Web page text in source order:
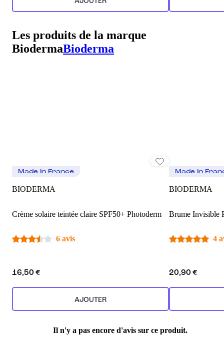
Les produits de la marque
BiodermaBioderma
Made In France
BIODERMA
Crème solaire teintée claire SPF50+ Photoderm
6 avis
16,50 €
AJOUTER
Made In
BIODERMA
Brume Invisible
4
20,90 €
Il n'y a pas encore d'avis sur ce produit.